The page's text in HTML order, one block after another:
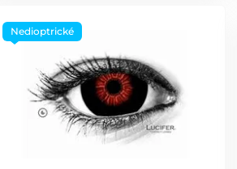
Nedioptrické